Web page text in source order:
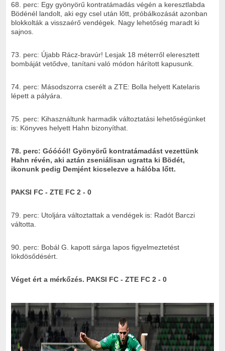
68. perc: Egy gyönyörű kontratámadás végén a keresztlabda
Bödénél landolt, aki egy csel után lőtt, próbálkozását azonban
blokkolták a visszaérő vendégek. Nagy lehetőség maradt ki
sajnos.
73. perc: Újabb Rácz-bravúr! Lesjak 18 méterről eleresztett
bombáját vetődve, tanítani való módon hárított kapusunk.
74. perc: Másodszorra cserélt a ZTE: Bolla helyett Katelaris
lépett a pályára.
75. perc: Kihasználtunk harmadik változtatási lehetőségünket
is: Könyves helyett Hahn bizonyíthat.
78. perc: Góóóól! Gyönyörű kontratámadást vezettünk
Hahn révén, aki aztán zseniálisan ugratta ki Bödét,
ikonunk pedig Demjént kicselezve a hálóba lőtt.
PAKSI FC - ZTE FC 2 - 0
79. perc: Utoljára változtattak a vendégek is: Radót Barczi
váltotta.
90. perc: Bobál G. kapott sárga lapos figyelmeztetést
lökdösődésért.
Véget ért a mérkőzés. PAKSI FC - ZTE FC 2 - 0